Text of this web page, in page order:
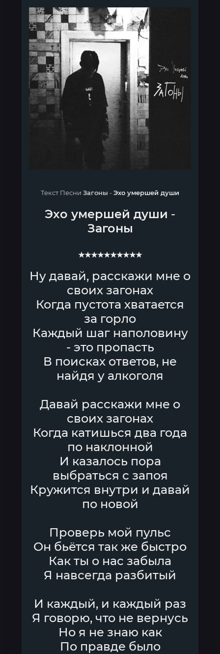
Текст Песни Загоны -Эхо умершей души
Эхо умершей души -
Загоны
★★★★★★★★★★
Ну давай, расскажи мне о
своих загонах
Когда пустота хватается
за горло
Каждый шаг наполовину
- это пропасть
В поисках ответов, не
найдя у алкоголя
Давай расскажи мне о
своих загонах
Когда катишься два года
по наклонной
И казалось пора
выбраться с запоя
Кружится внутри и давай
по новой
Проверь мой пульс
Он бьётся так же быстро
Как ты о нас забыла
Я навсегда разбитый
И каждый, и каждый раз
Я говорю, что не вернусь
Но я не знаю как
По правде было